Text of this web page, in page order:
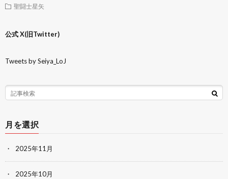
聖闘士星矢
公式 X(旧Twitter)
Tweets by Seiya_LoJ
月を選択
2025年11月
2025年10月